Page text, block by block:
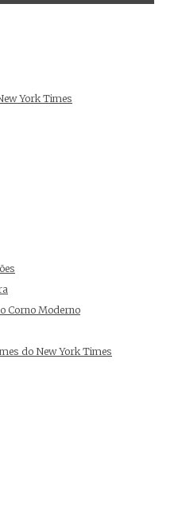
York Times
Corno Moderno
do New York Times